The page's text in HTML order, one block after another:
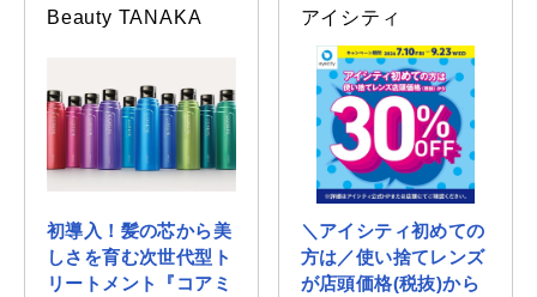
Select Language ▼
会社情報 個人情報保護方針
Beauty TANAKA
初導入！髪の芯から美
しさを育む次世代型ト
リートメント『コアミ
アイシティ
＼アイシティ初めての
方は／使い捨てレンズ
が店頭価格(税抜)から